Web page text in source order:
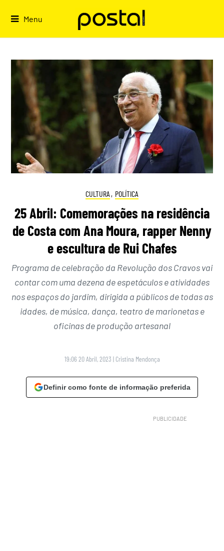
Menu
CULTURA , POLÍTICA
25 Abril: Comemorações na residência
de Costa com Ana Moura, rapper Nenny
e escultura de Rui Chafes
Programa de celebração da Revolução dos Cravos vai
contar com uma dezena de espetáculos e atividades
nos espaços do jardim, dirigida a públicos de todas as
idades, de música, dança, teatro de marionetas e
oficinas de produção artesanal
19:06 20 Abril, 2023 | Cristina Mendonça
Definir como fonte de informação preferida